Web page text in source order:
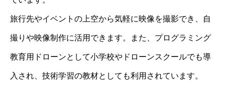
旅行先やイベントの上空から気軽に映像を撮影でき、自
撮りや映像制作に活用できます。また、プログラミング
教育用ドローンとして小学校やドローンスクールでも導
入され、技術学習の教材としても利用されています。